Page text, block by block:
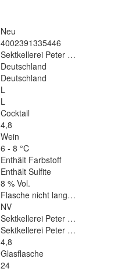
Neu
4002391335446
Sektkellerei Peter Herres GmbH
Deutschland
Deutschland
L
L
Cocktail
4,8
Wein
6 - 8 °C
Enthält Farbstoff
Enthält Sulfite
8 % Vol.
Flasche nicht lange Sonnenlicht
NV
Sektkellerei Peter Herres GmbH,
Sektkellerei Peter Herres GmbH
4,8
Glasflasche
24